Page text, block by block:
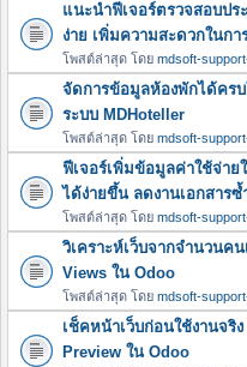
แนะนำฟีเจอร์ตรวจสอบปร
ง่าย เพิ่มความสะดวกในก
โพสต์ล่าสุด โดย mdsoft-
จัดการข้อมูลห้องพักได้คร
ระบบ MDHoteller
โพสต์ล่าสุด โดย mdsoft-
ฟีเจอร์เพิ่มข้อมูลค่าใช้จ่าย
ได้ง่ายขึ้น ลดงานเอกสารซ้
โพสต์ล่าสุด โดย mdsoft-
วิเคราะห์เว็บจากจำนวนค
Views ใน Odoo
โพสต์ล่าสุด โดย mdsoft-
เช็คหน้าเว็บก่อนใช้งานจริ
Preview ใน Odoo